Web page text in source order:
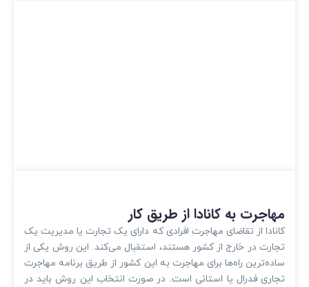
مهاجرت به کانادا از طریق کار
کانادا از تقاضای مهاجرت افرادی که دارای یک تجارت یا مدیریت یک
تجارت در خارج از کشور هستند، استقبال می‌کند. این روش یکی از
ساده‌ترین راه‌ها برای مهاجرت به این کشور از طریق برنامه مهاجرت
تجاری فدرال یا استانی است. در صورت انتخاب این روش باید در